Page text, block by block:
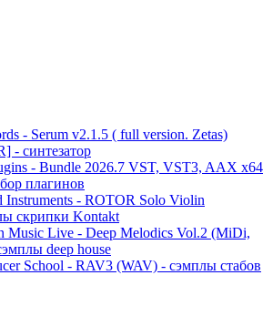
- Serum v2.1.5 ( full version. Zetas)
- синтезатор
- Bundle 2026.7 VST, VST3, AAX x64
плагинов
Instruments - ROTOR Solo Violin
скрипки Kontakt
Music Live - Deep Melodics Vol.2 (MiDi,
deep house
School - RAV3 (WAV) - сэмплы стабов